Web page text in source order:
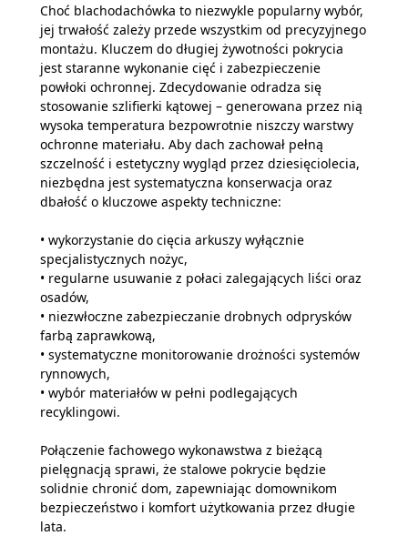
Choć blachodachówka to niezwykle popularny wybór,
jej trwałość zależy przede wszystkim od precyzyjnego
montażu. Kluczem do długiej żywotności pokrycia
jest staranne wykonanie cięć i zabezpieczenie
powłoki ochronnej. Zdecydowanie odradza się
stosowanie szlifierki kątowej – generowana przez nią
wysoka temperatura bezpowrotnie niszczy warstwy
ochronne materiału. Aby dach zachował pełną
szczelność i estetyczny wygląd przez dziesięciolecia,
niezbędna jest systematyczna konserwacja oraz
dbałość o kluczowe aspekty techniczne:
• wykorzystanie do cięcia arkuszy wyłącznie
specjalistycznych nożyc,
• regularne usuwanie z połaci zalegających liści oraz
osadów,
• niezwłoczne zabezpieczanie drobnych odprysków
farbą zaprawkową,
• systematyczne monitorowanie drożności systemów
rynnowych,
• wybór materiałów w pełni podlegających
recyklingowi.
Połączenie fachowego wykonawstwa z bieżącą
pielęgnacją sprawi, że stalowe pokrycie będzie
solidnie chronić dom, zapewniając domownikom
bezpieczeństwo i komfort użytkowania przez długie
lata.